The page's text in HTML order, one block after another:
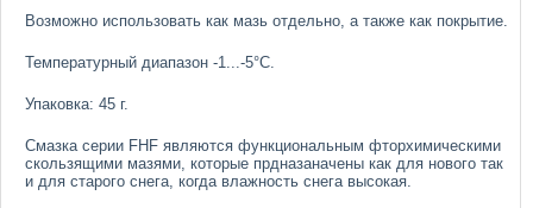
Возможно использовать как мазь отдельно, а также как покрытие.
Температурный диапазон -1...-5°C.
Упаковка: 45 г.
Смазка серии FHF являются функциональным фторхимическими
скользящими мазями, которые прдназаначены как для нового так
и для старого снега, когда влажность снега высокая.